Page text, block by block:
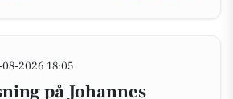
2026 18:05
på Johannes